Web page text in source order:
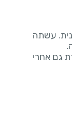
עשתה
גם אחרי